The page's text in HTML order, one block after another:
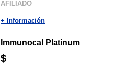
AFILIADO
+ Información
Immunocal Platinum
$